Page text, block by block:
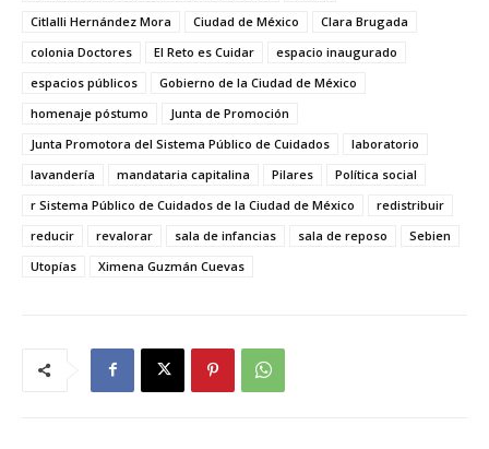
Citlalli Hernández Mora
Ciudad de México
Clara Brugada
colonia Doctores
El Reto es Cuidar
espacio inaugurado
espacios públicos
Gobierno de la Ciudad de México
homenaje póstumo
Junta de Promoción
Junta Promotora del Sistema Público de Cuidados
laboratorio
lavandería
mandataria capitalina Pilares
Política social
r Sistema Público de Cuidados de la Ciudad de México
redistribuir
reducir
revalorar sala de infancias sala de reposo
Sebien
Utopías
Ximena Guzmán Cuevas